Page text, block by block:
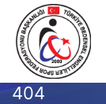
404